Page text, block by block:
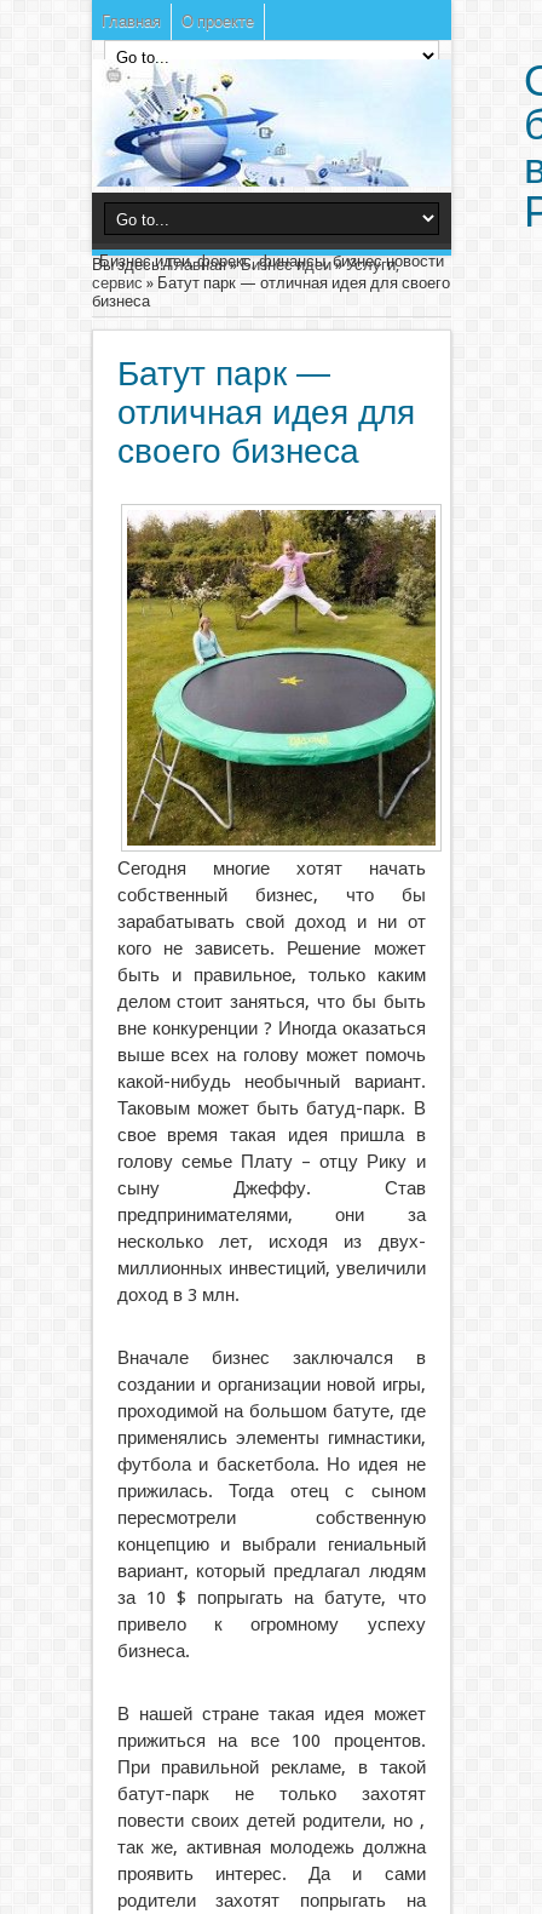
Главная О проекте
Бизнес идеи, форекс, финансы, бизнес новости
Вы здесь:Главная»Бизнес идеи»Услуги,
сервис » Батут парк — отличная идея для своего
бизнеса
Батут парк —
отличная идея для
своего бизнеса
Сегодня многие хотят начать
собственный бизнес, что бы
зарабатывать свой доход и ни от
кого не зависеть. Решение может
быть и правильное, только каким
делом стоит заняться, что бы быть
вне конкуренции ? Иногда оказаться
выше всех на голову может помочь
какой-нибудь необычный вариант.
Таковым может быть батуд-парк. В
свое время такая идея пришла в
голову семье Плату – отцу Рику и
сыну Джеффу. Став
предпринимателями, они за
несколько лет, исходя из двух-
миллионных инвестиций, увеличили
доход в 3 млн.
Вначале бизнес заключался в
создании и организации новой игры,
проходимой на большом батуте, где
применялись элементы гимнастики,
футбола и баскетбола. Но идея не
прижилась. Тогда отец с сыном
пересмотрели собственную
концепцию и выбрали гениальный
вариант, который предлагал людям
за 10 $ попрыгать на батуте, что
привело к огромному успеху
бизнеса.
В нашей стране такая идея может
прижиться на все 100 процентов.
При правильной рекламе, в такой
батут-парк не только захотят
повести своих детей родители, но ,
так же, активная молодежь должна
проявить интерес. Да и сами
родители захотят попрыгать на